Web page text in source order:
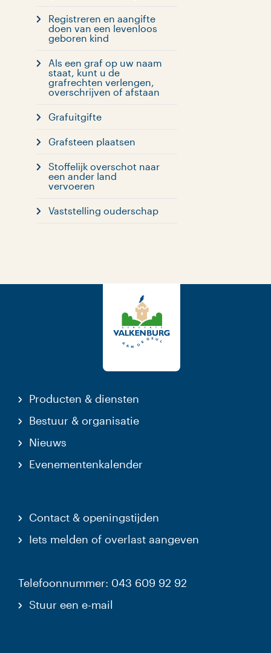
Registreren en aangifte
doen van een levenloos
geboren kind
Als een graf op uw naam
staat, kunt u de
grafrechten verlengen,
overschrijven of afstaan
Grafuitgifte
Grafsteen plaatsen
Stoffelijk overschot naar
een ander land
vervoeren
Vaststelling ouderschap
Producten & diensten
Bestuur & organisatie
Nieuws
Evenementenkalender
Contact & openingstijden
Iets melden of overlast aangeven
Telefoonnummer: 043 609 92 92
Stuur een e-mail